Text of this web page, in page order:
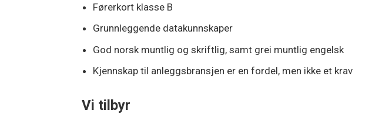
Førerkort klasse B
Grunnleggende datakunnskaper
God norsk muntlig og skriftlig, samt grei muntlig engelsk
Kjennskap til anleggsbransjen er en fordel, men ikke et krav
Vi tilbyr